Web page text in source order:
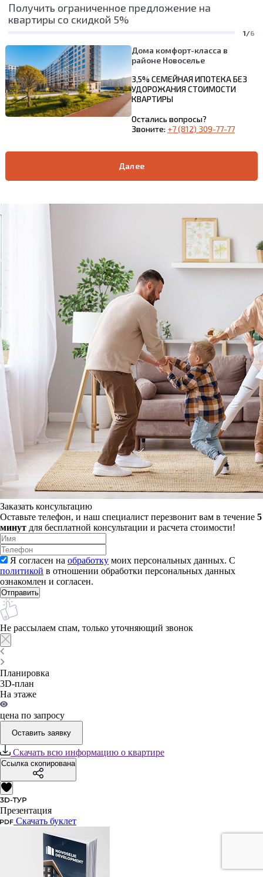
Получить ограниченное предложение на
квартиры со скидкой 5%
1/6
Дома комфорт-класса в
районе Новоселье
3,5% СЕМЕЙНАЯ ИПОТЕКА БЕЗ
УДОРОЖАНИЯ СТОИМОСТИ
КВАРТИРЫ
Остались вопросы?
Звоните: +7 (812) 309-77-77
Заказать консультацию
Оставьте телефон, и наш специалист перезвонит вам в течение 5
минут для бесплатной консультации и расчета стоимости!
Я согласен на обработку моих персональных данных. С
политикой в отношении обработки персональных данных
ознакомлен и согласен.
Не рассылаем спам, только уточняющий звонок
Планировка
3D-план
На этаже
цена по запросу
Оставить заявку
Скачать всю информацию о квартире
Ссылка скопирована
Презентация
Скачать буклет